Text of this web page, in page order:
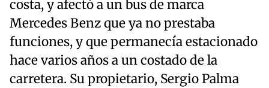
costa, y afectó a un bus de marca
Mercedes Benz que ya no prestaba
funciones, y que permanecía estacionado
hace varios años a un costado de la
carretera. Su propietario, Sergio Palma